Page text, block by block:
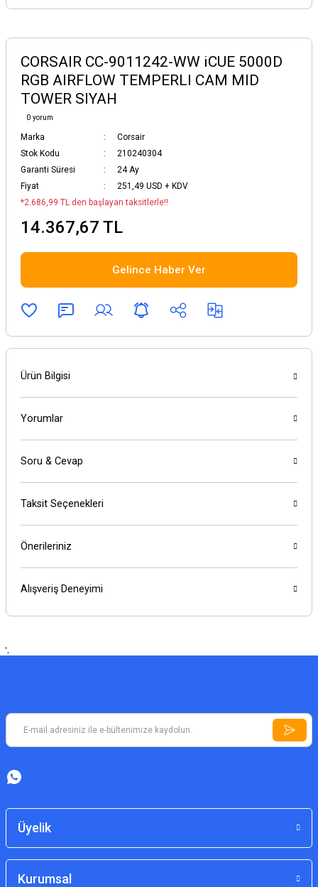
CORSAIR CC-9011242-WW iCUE 5000D
RGB AIRFLOW TEMPERLI CAM MID
TOWER SIYAH
0 yorum
Marka
Corsair
Stok Kodu
210240304
Garanti Süresi
24 Ay
Fiyat
251,49 USD + KDV
*2.686,99 TL den başlayan taksitlerle!!
14.367,67 TL
Gelince Haber Ver
Ürün Bilgisi
Yorumlar
Soru & Cevap
Taksit Seçenekleri
Önerileriniz
Alışveriş Deneyimi
',
Üyelik
Kurumsal